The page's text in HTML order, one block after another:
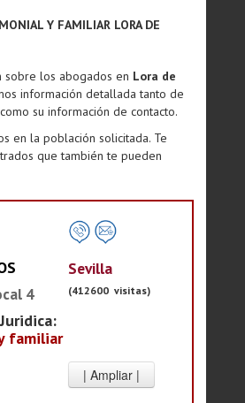
Y FAMILIAR LORA DE
sobre los abogados en Lora de
información detallada tanto de
su información de contacto.
en la población solicitada. Te
que también te pueden
4
familiar
Sevilla
(412600 visitas)